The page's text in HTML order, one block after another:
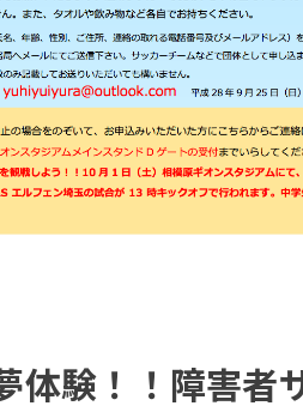
験！！障害者